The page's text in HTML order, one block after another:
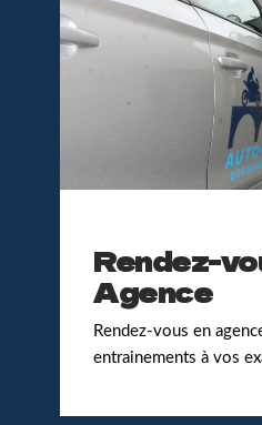
Rendez-
Agence
Rendez-vous en
entrainements à vos